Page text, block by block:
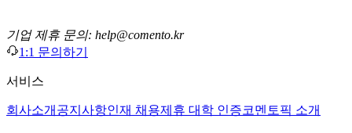
기업 제휴 문의: help@comento.kr
1:1 문의하기
서비스
회사소개 공지사항인재 채용제휴 대학 인증코멘토픽 소개